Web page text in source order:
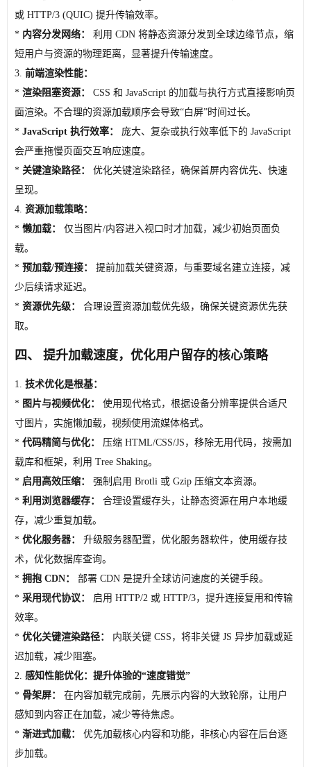
或 HTTP/3 (QUIC) 提升传输效率。
* 内容分发网络：
利用 CDN 将静态资源分发到全球边缘节点，缩
短用户与资源的物理距离，显著提升传输速度。
3. 前端渲染性能：
* 渲染阻塞资源：
CSS 和 JavaScript 的加载与执行方式直接影响页
面渲染。不合理的资源加载顺序会导致“白屏”时间过长。
* JavaScript 执行效率：
庞大、复杂或执行效率低下的 JavaScript
会严重拖慢页面交互响应速度。
* 关键渲染路径：
优化关键渲染路径，确保首屏内容优先、快速
呈现。
4. 资源加载策略：
* 懒加载：
仅当图片/内容进入视口时才加载，减少初始页面负
载。
* 预加载/预连接：
提前加载关键资源，与重要域名建立连接，减
少后续请求延迟。
* 资源优先级：
合理设置资源加载优先级，确保关键资源优先获
取。
四、 提升加载速度，优化用户留存的核心策略
1. 技术优化是根基：
* 图片与视频优化：
使用现代格式，根据设备分辨率提供合适尺
寸图片，实施懒加载，视频使用流媒体格式。
* 代码精简与优化：
压缩 HTML/CSS/JS，移除无用代码，按需加
载库和框架，利用 Tree Shaking。
* 启用高效压缩：
强制启用 Brotli 或 Gzip 压缩文本资源。
* 利用浏览器缓存：
合理设置缓存头，让静态资源在用户本地缓
存，减少重复加载。
* 优化服务器：
升级服务器配置，优化服务器软件，使用缓存技
术，优化数据库查询。
* 拥抱 CDN：
部署 CDN 是提升全球访问速度的关键手段。
* 采用现代协议：
启用 HTTP/2 或 HTTP/3，提升连接复用和传输
效率。
* 优化关键渲染路径：
内联关键 CSS，将非关键 JS 异步加载或延
迟加载，减少阻塞。
2. 感知性能优化：提升体验的“速度错觉”
* 骨架屏：
在内容加载完成前，先展示内容的大致轮廓，让用户
感知到内容正在加载，减少等待焦虑。
* 渐进式加载：
优先加载核心内容和功能，非核心内容在后台逐
步加载。